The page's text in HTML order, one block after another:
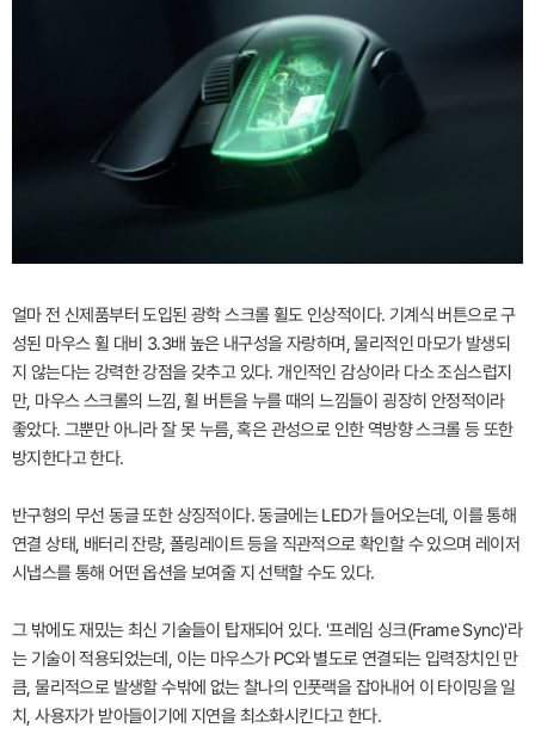
얼마 전 신제품부터 도입된 광학 스크롤 휠도 인상적이다. 기계식 버튼으로 구
성된 마우스 휠 대비 3.3배 높은 내구성을 자랑하며, 물리적인 마모가 발생되
지 않는다는 강력한 강점을 갖추고 있다. 개인적인 감상이라 다소 조심스럽지
만, 마우스 스크롤의 느낌, 휠 버튼을 누를 때의 느낌들이 굉장히 안정적이라
좋았다. 그뿐만 아니라 잘 못 누름, 혹은 관성으로 인한 역방향 스크롤 등 또한
방지한다고 한다.
반구형의 무선 동글 또한 상징적이다. 동글에는 LED가 들어오는데, 이를 통해
연결 상태, 배터리 잔량, 폴링레이트 등을 직관적으로 확인할 수 있으며 레이저
시냅스를 통해 어떤 옵션을 보여줄 지 선택할 수도 있다.
그 밖에도 재밌는 최신 기술들이 탑재되어 있다. '프레임 싱크(Frame Sync)'라
는 기술이 적용되었는데, 이는 마우스가 PC와 별도로 연결되는 입력장치인 만
큼, 물리적으로 발생할 수밖에 없는 찰나의 인풋랙을 잡아내어 이 타이밍을 일
치, 사용자가 받아들이기에 지연을 최소화시킨다고 한다.